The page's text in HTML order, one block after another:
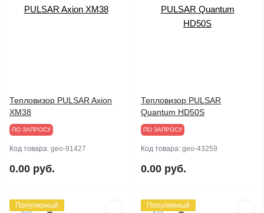
Тепловизор PULSAR Axion
XM38
ПО ЗАПРОСУ
Код товара: geo-91427
0.00 руб.
Тепловизор PULSAR
Quantum HD50S
ПО ЗАПРОСУ
Код товара: geo-43259
0.00 руб.
Популярный Популярный